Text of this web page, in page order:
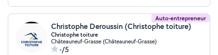
Auto-entrepreneur
Christophe Deroussin (Christophe toiture)
Christophe toiture
Châteauneuf-Grasse (Châteauneuf-Grasse)
-/5